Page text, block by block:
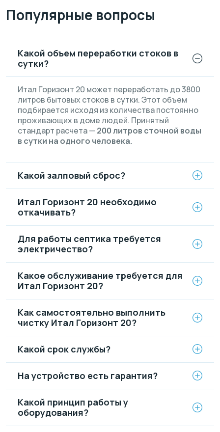
Популярные вопросы
Какой объем переработки стоков в
сутки?
Итал Горизонт 20 может переработать до 3800
литров бытовых стоков в сутки. Этот объем
подбирается исходя из количества постоянно
проживающих в доме людей. Принятый
стандарт расчета — 200 литров сточной воды
в сутки на одного человека.
Какой залповый сброс?
Итал Горизонт 20 необходимо
откачивать?
Для работы септика требуется
электричество?
Какое обслуживание требуется для
Итал Горизонт 20?
Как самостоятельно выполнить
чистку Итал Горизонт 20?
Какой срок службы?
На устройство есть гарантия?
Какой принцип работы у
оборудования?